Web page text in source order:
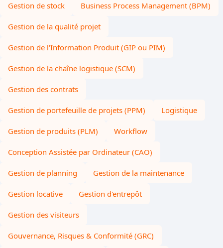
Gestion de stock Business Process Management (BPM)
Gestion de la qualité projet
Gestion de l'Information Produit (GIP ou PIM)
Gestion de la chaîne logistique (SCM)
Gestion des contrats
Gestion de portefeuille de projets (PPM) Logistique
Gestion de produits (PLM) Workflow
Conception Assistée par Ordinateur (CAO)
Gestion de planning Gestion de la maintenance
Gestion locative Gestion d'entrepôt
Gestion des visiteurs
Gouvernance, Risques & Conformité (GRC)